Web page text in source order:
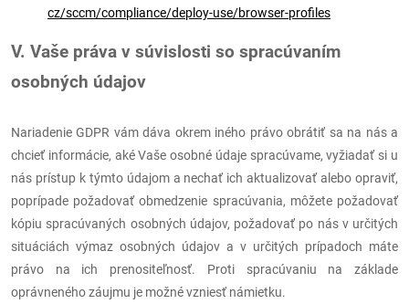
cz/sccm/compliance/deploy-use/browser-profiles
V. Vaše práva v súvislosti so spracúvaním
osobných údajov
Nariadenie GDPR vám dáva okrem iného právo obrátiť sa na nás a
chcieť informácie, aké Vaše osobné údaje spracúvame, vyžiadať si u
nás prístup k týmto údajom a nechať ich aktualizovať alebo opraviť,
poprípade požadovať obmedzenie spracúvania, môžete požadovať
kópiu spracúvaných osobných údajov, požadovať po nás v určitých
situáciách výmaz osobných údajov a v určitých prípadoch máte
právo na ich prenositeľnosť. Proti spracúvaniu na základe
oprávneného záujmu je možné vzniesť námietku.